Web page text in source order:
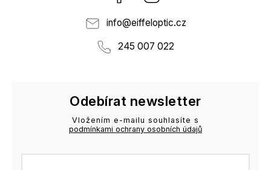
info@eiffeloptic.cz
245 007 022
Odebírat newsletter
Vložením e-mailu souhlasíte s
podmínkami ochrany osobních údajů